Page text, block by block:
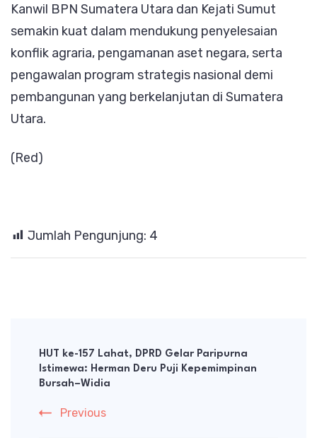
Kanwil BPN Sumatera Utara dan Kejati Sumut
semakin kuat dalam mendukung penyelesaian
konflik agraria, pengamanan aset negara, serta
pengawalan program strategis nasional demi
pembangunan yang berkelanjutan di Sumatera
Utara.
(Red)
Jumlah Pengunjung: 4
Navigation
HUT ke-157 Lahat, DPRD Gelar Paripurna
Istimewa: Herman Deru Puji Kepemimpinan
Bursah–Widia
Previous